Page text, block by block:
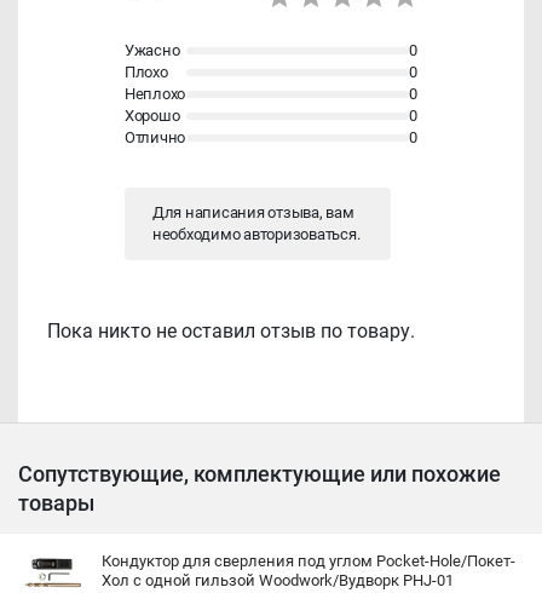
Пока никто не оставил отзыв по товару.
Ужасно
0
Плохо
0
Неплохо
0
Хорошо
0
Отлично
0
Для написания отзыва, вам
необходимоавторизоваться.
Сопутствующие, комплектующие или похожие
товары
Кондуктор для сверления под углом Pocket-Hole/Покет-
Хол с одной гильзой Woodwork/Вудворк PHJ-01